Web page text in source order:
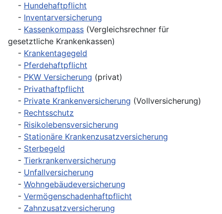
- Hundehaftpflicht
- Inventarversicherung
- Kassenkompass (Vergleichsrechner für
gesetztliche Krankenkassen)
- Krankentagegeld
- Pferdehaftpflicht
- PKW Versicherung (privat)
- Privathaftpflicht
- Private Krankenversicherung (Vollversicherung)
- Rechtsschutz
- Risikolebensversicherung
- Stationäre Krankenzusatzversicherung
- Sterbegeld
- Tierkrankenversicherung
- Unfallversicherung
- Wohngebäudeversicherung
- Vermögenschadenhaftpflicht
- Zahnzusatzversicherung